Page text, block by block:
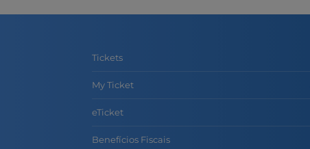
Tickets
My Ticket
eTicket
Benefícios Fiscais